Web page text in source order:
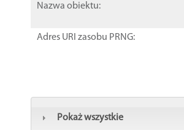
Nazwa obiektu:
Adres URI zasobu PRNG:
Pokaż wszystkie